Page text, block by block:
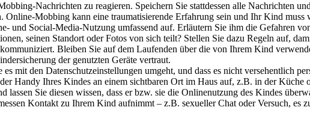
Nachrichten zu reagieren. Speichern Sie stattdessen alle Nachrichten
Mobbing kann eine traumatisierende Erfahrung sein und Ihr Kind muss
und Social-Media-Nutzung umfassend auf. Erläutern Sie ihm die Gefahren
seinen Standort oder Fotos von sich teilt? Stellen Sie dazu Regeln auf,
Bleiben Sie auf dem Laufenden über die von Ihrem Kind
der genutzten Geräte vertraut.
mit den Datenschutzeinstellungen umgeht, und dass es nicht versehentlich
Handy Ihres Kindes an einem sichtbaren Ort im Haus auf, z.B. in der
lassen Sie diesen wissen, dass er bzw. sie die Onlinenutzung des Kindes
Kontakt zu Ihrem Kind aufnimmt – z.B. sexueller Chat oder Versuch, es